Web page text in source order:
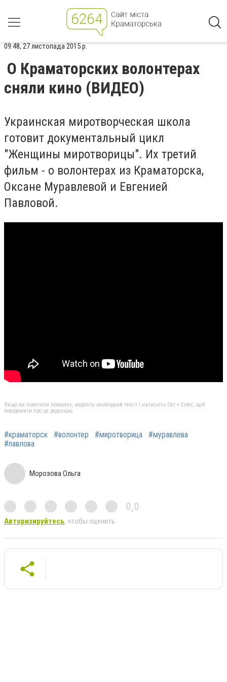
09:48, 27 листопада 2015 р.
О Краматорских волонтерах
сняли кино (ВИДЕО)
Украинская миротворческая школа
готовит документальный цикл
"Женщины миротворицы". Их третий
фильм - о волонтерах из Краматорска,
Оксане Муравлевой и Евгенией
Павловой.
Якщо ви помітили помилку, виділіть необхідний текст і натисніть Ctrl + Enter, щоб
повідомити про це редакцію
#краматорск #волонтер #миротворица
#муравлева
#павлова
Морозова Ольга
0,0
Авторизируйтесь, чтобы оценить